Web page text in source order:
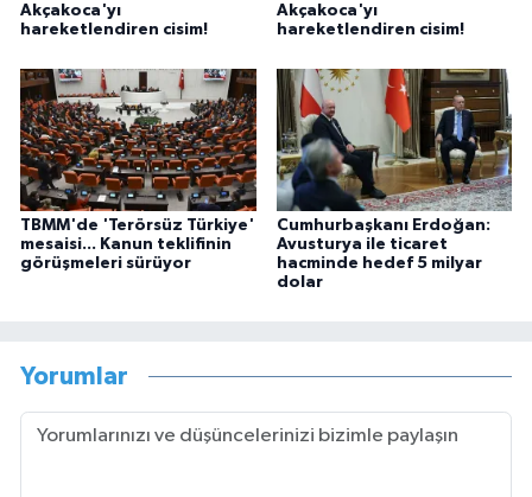
Akçakoca'yı
hareketlendiren cisim!
Akçakoca'yı
hareketlendiren cisim!
TBMM'de 'Terörsüz Türkiye'
mesaisi... Kanun teklifinin
görüşmeleri sürüyor
Cumhurbaşkanı Erdoğan:
Avusturya ile ticaret
hacminde hedef 5 milyar
dolar
Yorumlar